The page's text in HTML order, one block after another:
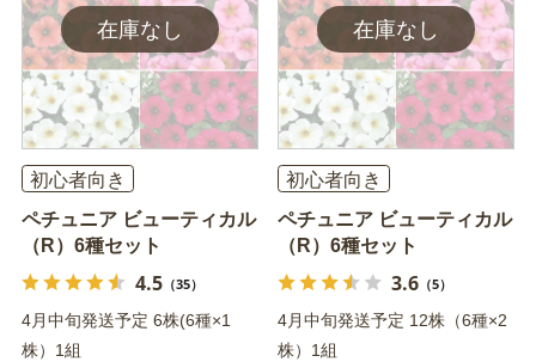
初心者向き
ペチュニア ビューティカル
（R）6種セット
4.5（35）
4月中旬発送予定 6株(6種×1
株）1組
初心者向き
ペチュニア ビューティカル
（R）6種セット
3.6（5）
4月中旬発送予定 12株（6種×2
株）1組